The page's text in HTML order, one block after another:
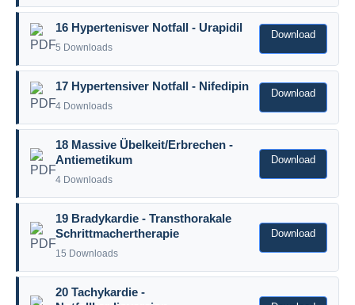
16 Hypertenisver Notfall - Urapidil
5 Downloads
Download
17 Hypertensiver Notfall - Nifedipin
4 Downloads
Download
18 Massive Übelkeit/Erbrechen -
Antiemetikum
4 Downloads
Download
19 Bradykardie - Transthorakale
Schrittmachertherapie
15 Downloads
Download
20 Tachykardie -